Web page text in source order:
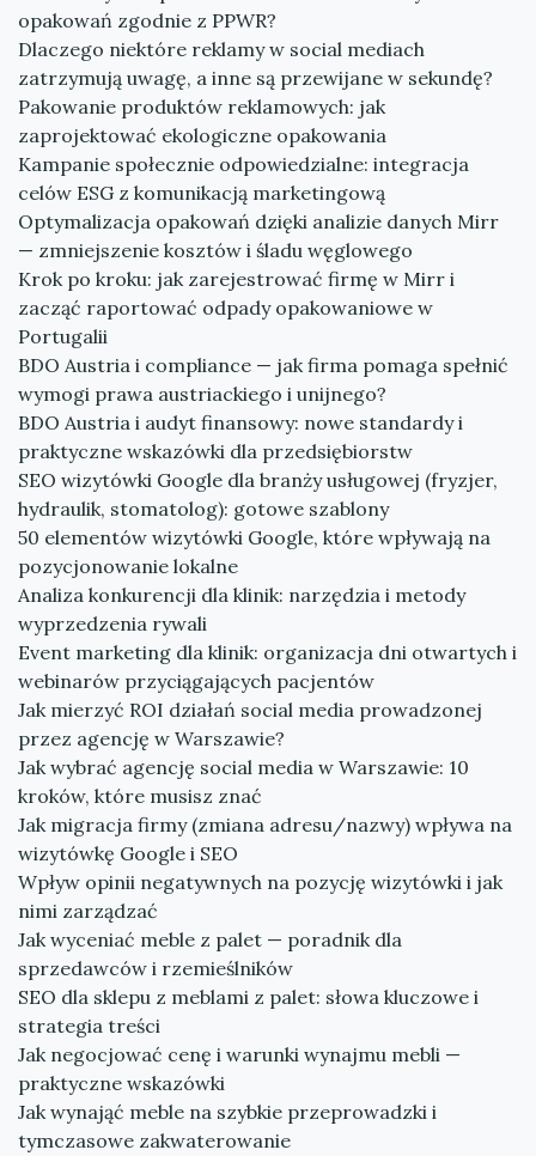
opakowań zgodnie z PPWR?
Dlaczego niektóre reklamy w social mediach
zatrzymują uwagę, a inne są przewijane w sekundę?
Pakowanie produktów reklamowych: jak
zaprojektować ekologiczne opakowania
Kampanie społecznie odpowiedzialne: integracja
celów ESG z komunikacją marketingową
Optymalizacja opakowań dzięki analizie danych Mirr
— zmniejszenie kosztów i śladu węglowego
Krok po kroku: jak zarejestrować firmę w Mirr i
zacząć raportować odpady opakowaniowe w
Portugalii
BDO Austria i compliance — jak firma pomaga spełnić
wymogi prawa austriackiego i unijnego?
BDO Austria i audyt finansowy: nowe standardy i
praktyczne wskazówki dla przedsiębiorstw
SEO wizytówki Google dla branży usługowej (fryzjer,
hydraulik, stomatolog): gotowe szablony
50 elementów wizytówki Google, które wpływają na
pozycjonowanie lokalne
Analiza konkurencji dla klinik: narzędzia i metody
wyprzedzenia rywali
Event marketing dla klinik: organizacja dni otwartych i
webinarów przyciągających pacjentów
Jak mierzyć ROI działań social media prowadzonej
przez agencję w Warszawie?
Jak wybrać agencję social media w Warszawie: 10
kroków, które musisz znać
Jak migracja firmy (zmiana adresu/nazwy) wpływa na
wizytówkę Google i SEO
Wpływ opinii negatywnych na pozycję wizytówki i jak
nimi zarządzać
Jak wyceniać meble z palet — poradnik dla
sprzedawców i rzemieślników
SEO dla sklepu z meblami z palet: słowa kluczowe i
strategia treści
Jak negocjować cenę i warunki wynajmu mebli —
praktyczne wskazówki
Jak wynająć meble na szybkie przeprowadzki i
tymczasowe zakwaterowanie